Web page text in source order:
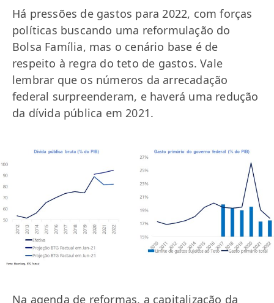
Há pressões de gastos para 2022, com forças
políticas buscando uma reformulação do
Bolsa Família, mas o cenário base é de
respeito à regra do teto​ de gastos. Vale
lembrar que os números da arrecadação
federal surpreenderam, e haverá uma redução
da dívida pública em 2021.
Na agenda de reformas, a capitalização da